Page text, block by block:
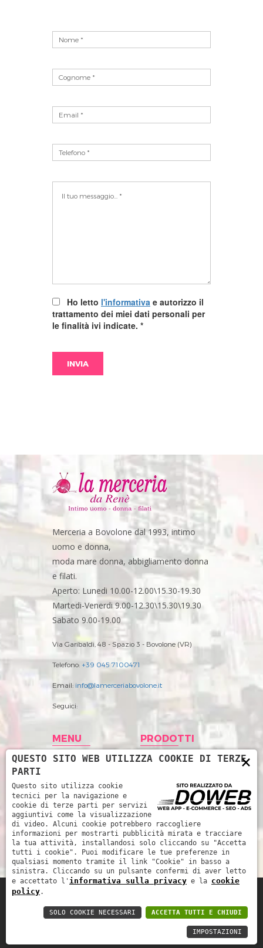
Ho letto l'informativa e autorizzo il
trattamento dei miei dati personali per
le finalità ivi indicate. *
Merceria a Bovolone dal 1993, intimo
uomo e donna,
moda mare donna, abbigliamento donna
e filati.
Aperto: Lunedi 10.00-12.00\15.30-19.30
Martedi-Venerdi 9.00-12.30\15.30\19.30
Sabato 9.00-19.00
Via Garibaldi, 48 - Spazio 3 - Bovolone (VR)
Telefono: +39 045 7100471
Email: info@lamerceriabovolone.it
Seguici:
MENU
Home
Storia
Prodotti
News
Contatti
PRODOTTI
Abbigliamento
Accessori merceria
Filati
Intimo Donna
Intimo uomo
Mare
Marinella snc - P.IVA: 03252510239 -
Cookie policy
×
QUESTO SITO WEB UTILIZZA COOKIE DI TERZE
PARTI
Questo sito utilizza cookie
tecnici per la navigazione e
cookie di terze parti per servizi
aggiuntivi come la visualizzazione
di video. Alcuni cookie potrebbero raccogliere
informazioni per mostrarti pubblicità mirata e tracciare
la tua attività, installandosi solo cliccando su "Accetta
tutti i cookie". Puoi modificare le tue preferenze in
qualsiasi momento tramite il link "Cookie" in basso a
sinistra. Cliccando su un pulsante confermi di aver letto
e accettato l' informativa sulla privacy e la cookie
policy.
ACCETTA TUTTI E CHIUDI
SOLO COOKIE NECESSARI
IMPOSTAZIONI